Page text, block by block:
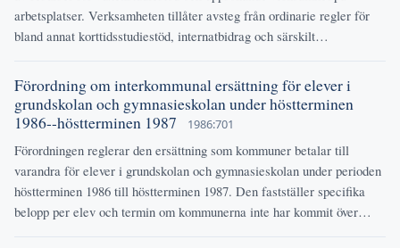
arbetsplatser. Verksamheten tillåter avsteg från ordinarie regler för
bland annat korttidsstudiestöd, internatbidrag och särskilt…
Förordning om interkommunal ersättning för elever i
grundskolan och gymnasieskolan under höstterminen
1986--höstterminen 1987
1986:701
Förordningen reglerar den ersättning som kommuner betalar till
varandra för elever i grundskolan och gymnasieskolan under perioden
höstterminen 1986 till höstterminen 1987. Den fastställer specifika
belopp per elev och termin om kommunerna inte har kommit över…